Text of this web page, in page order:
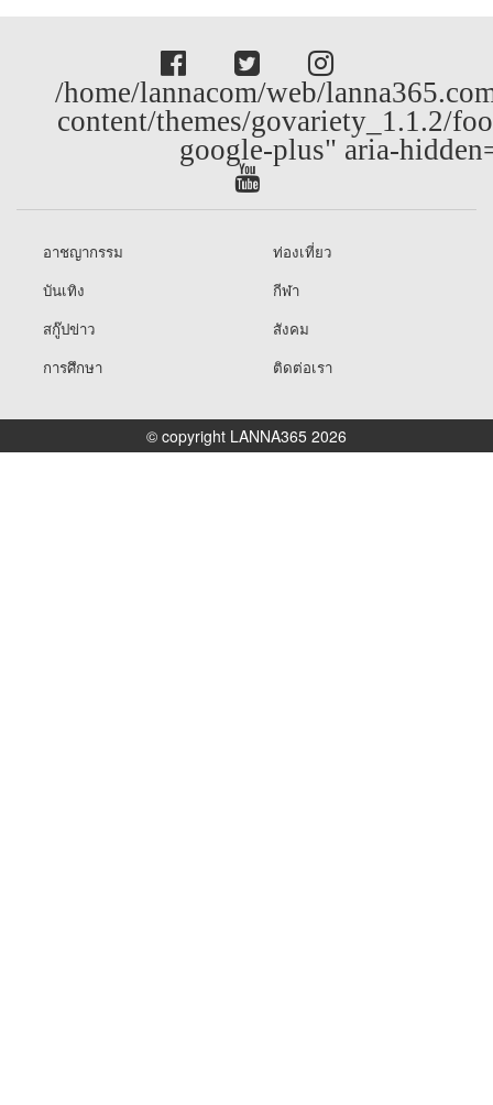
/home/lannacom/web/
content/themes/govariety_1.1.2/
google-plus" aria-
อาชญากรรม
ท่องเที่ยว
บันเทิง
กีฬา
สกู๊ปข่าว
สังคม
การศึกษา
ติดต่อเรา
© copyright LANNA365 2026